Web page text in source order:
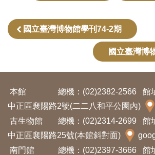
友
施
服
務
網
站
國立臺灣博物館學刊74-2期
國立臺灣博
本館 總機：(02)2382-2566
館
中正區襄陽路2號(二二八和平公園內)
古生物館
總機：(02)2314-2699
館
中正區襄陽路25號(本館斜對面)
南門館
總機：(02)2397-3666
館